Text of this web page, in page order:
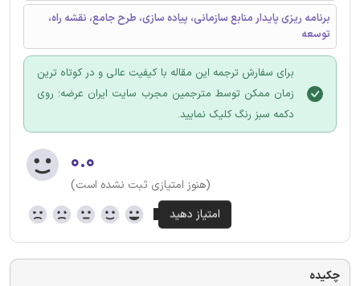
برنامه ریزی پایدار منابع سازمانی، پیاده سازی، طرح جامع، نقشه راه،
توسعه
برای سفارش ترجمه این مقاله با کیفیت عالی و در کوتاه ترین
زمان ممکن توسط مترجمین مجرب سایت ایران عرضه؛ روی
دکمه سبز رنگ کلیک نمایید.
۰.۰
(هنوز امتیازی ثبت نشده است)
چکیده